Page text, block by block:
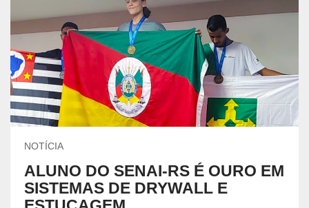
NOTÍCIA
ALUNO DO SENAI-RS É OURO EM
SISTEMAS DE DRYWALL E